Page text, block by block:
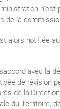
n’est
de la
alors notifiée au
avec la
de révision
de la Direction
du Territoire,